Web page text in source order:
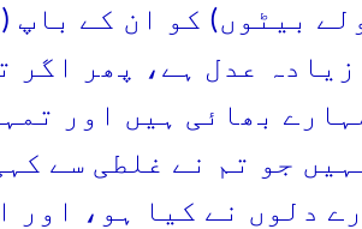
بیٹوں) کو ان کے
زیادہ عدل ہے، پھر اگر
بھائی ہیں اور
جو تم نے غلطی سے
دلوں نے کیا ہو، اور